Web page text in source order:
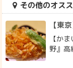
その他のオス
【東
【か
野』高